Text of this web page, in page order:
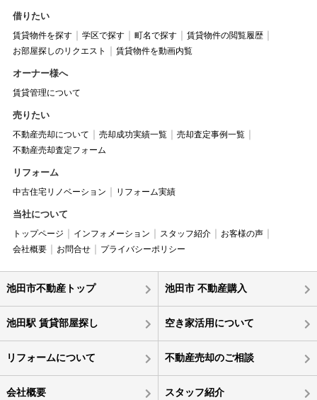
借りたい
賃貸物件を探す 学区で探す 町名で探す
賃貸物件の閲覧履歴
お部屋探しのリクエスト
賃貸物件を動画内覧
オーナー様へ
賃貸管理について
売りたい
不動産売却について 売却成功実績一覧
売却査定事例一覧
不動産売却査定フォーム
リフォーム
中古住宅リノベーション リフォーム実績
当社について
トップページ インフォメーション スタッフ紹介
お客様の声
会社概要
お問合せ プライバシーポリシー
池田市不動産トップ 池田市 不動産購入
池田駅 賃貸部屋探し 空き家活用について
リフォームについて 不動産売却のご相談
会社概要 スタッフ紹介